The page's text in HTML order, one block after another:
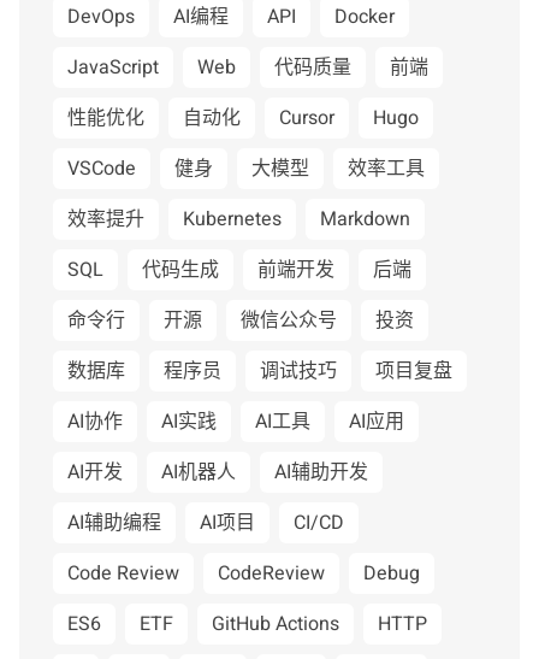
DevOps
AI编程 API
Docker
JavaScript
Web 代码质量
前端
性能优化
自动化 Cursor
Hugo
VSCode
健身 大模型
效率工具
效率提升
Kubernetes
Markdown
SQL
代码生成 前端开发
后端
命令行
开源 微信公众号
投资
数据库
程序员 调试技巧
项目复盘
AI协作
AI实践 AI工具
AI应用
AI开发
AI机器人
AI辅助开发
AI辅助编程
AI项目
CI/CD
Code Review
CodeReview
Debug
ES6
ETF GitHub Actions
HTTP